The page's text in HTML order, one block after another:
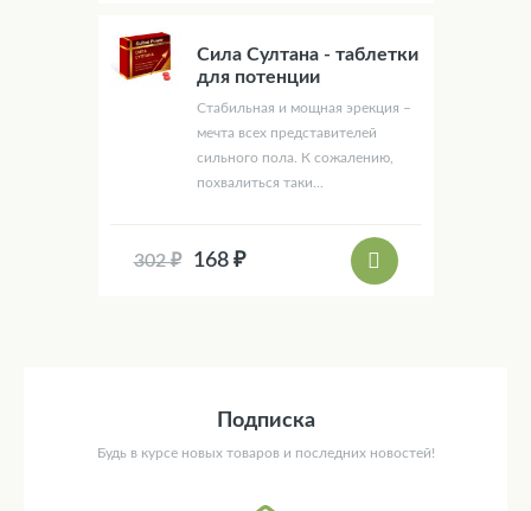
Сила Султана - таблетки
для потенции
Стабильная и мощная эрекция –
мечта всех представителей
сильного пола. К сожалению,
похвалиться таки...
302 ₽ 168 ₽
Подписка
Будь в курсе новых товаров и последних новостей!